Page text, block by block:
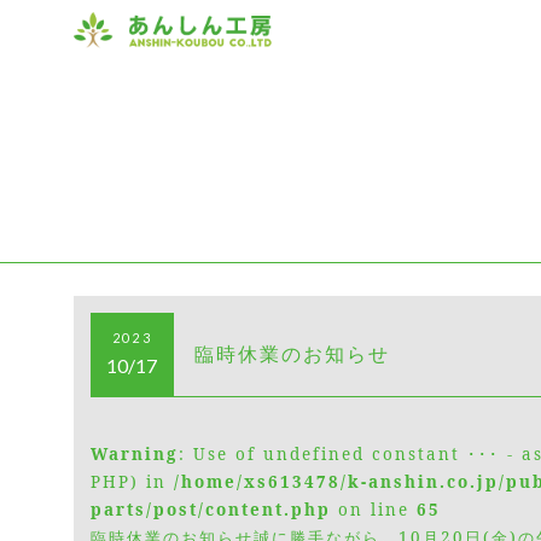
2023
10/17 臨時休業のお知らせ
Warning: Use of undefined constant ･･･ -
PHP) in /home/xs613478/k-anshin.co.jp/
parts/post/content.php on line65